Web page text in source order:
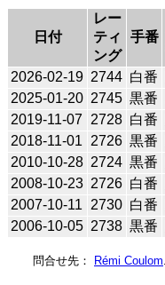
日付
レー
ティ
ング
手番
2026-02-19 2744 白番
2025-01-20 2745 黒番
2019-11-07
2728 白番
2018-11-01
2726 黒番
2010-10-28 2724 黒番
2008-10-23 2726 白番
2007-10-11
2730 白番
2006-10-05 2738 黒番
問合せ先： Rémi Coulom